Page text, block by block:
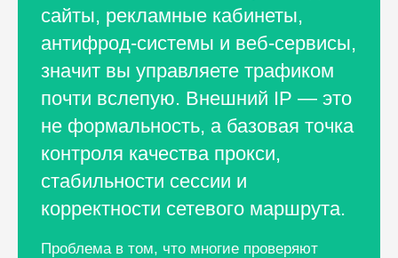
сайты, рекламные кабинеты,
антифрод-системы и веб-сервисы,
значит вы управляете трафиком
почти вслепую. Внешний IP — это
не формальность, а базовая точка
контроля качества прокси,
стабильности сессии и
корректности сетевого маршрута.
Проблема в том, что многие проверяют